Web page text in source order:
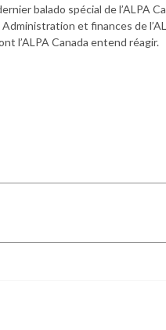
balado spécial de l’ALPA
et finances de
l’ALPA Canada entend réagir.